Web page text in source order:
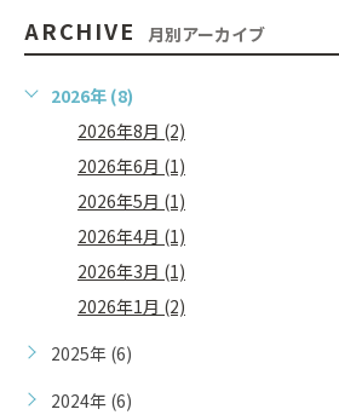
ARCHIVE 月別アーカイブ
2026年 (8)
2026年8月 (2)
2026年6月 (1)
2026年5月 (1)
2026年4月 (1)
2026年3月 (1)
2026年1月 (2)
2025年 (6)
2024年 (6)